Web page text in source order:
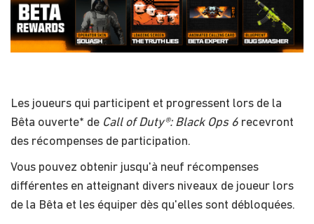
Les joueurs qui participent et progressent lors de la
Bêta ouverte* de Call of Duty®: Black Ops 6 recevront
des récompenses de participation.
Vous pouvez obtenir jusqu'à neuf récompenses
différentes en atteignant divers niveaux de joueur lors
de la Bêta et les équiper dès qu'elles sont débloquées.